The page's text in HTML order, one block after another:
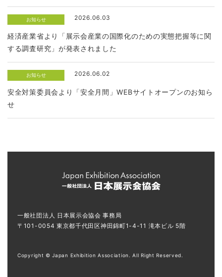
お知らせ 2026.06.03
経済産業省より「展示会産業の国際化のための実態把握等に関
する調査研究」が発表されました
お知らせ 2026.06.02
安全対策委員会より「安全月間」WEBサイトオープンのお知ら
せ
一般社団法人 日本展示会協会 事務局
〒101-0054 東京都千代田区神田錦町1-4-11 滝本ビル 5階
Copyright © Japan Exhibition Association. All Right Reserved.